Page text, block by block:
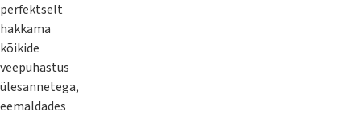
perfektselt
hakkama
kõikide
veepuhastus
ülesannetega,
eemaldades